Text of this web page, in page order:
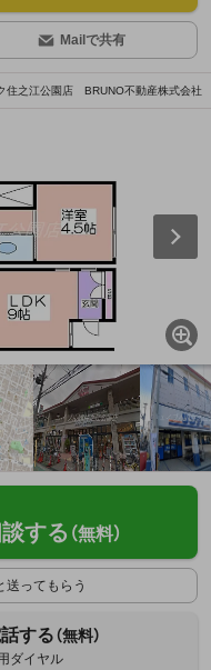
Mailで共有
住之江公園店 BRUNO不動産株式会社
する （無料）
送ってもらう
する（無料）
ダイヤル